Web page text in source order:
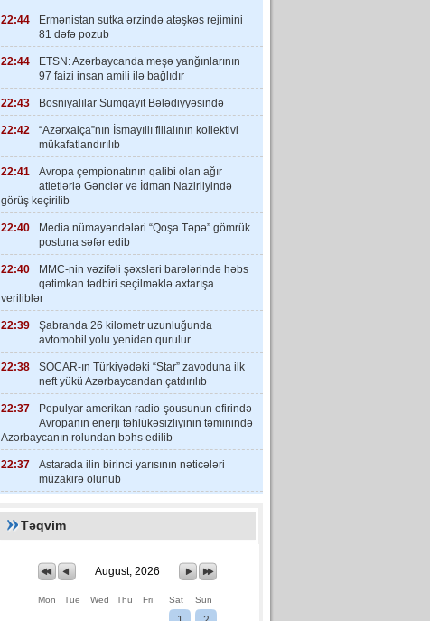
22:44
Ermənistan sutka ərzində atəşkəs rejimini
81 dəfə pozub
22:44
ETSN: Azərbaycanda meşə yanğınlarının
97 faizi insan amili ilə bağlıdır
22:43 Bosniyalılar Sumqayıt Bələdiyyəsində
22:42
“Azərxalça”nın İsmayıllı filialının kollektivi
mükafatlandırılıb
22:41
Avropa çempionatının qalibi olan ağır
atletlərlə Gənclər və İdman Nazirliyində
görüş keçirilib
22:40
Media nümayəndələri “Qoşa Təpə” gömrük
postuna səfər edib
22:40
MMC-nin vəzifəli şəxsləri barələrində həbs
qətimkan tədbiri seçilməklə axtarışa
veriliblər
22:39
Şabranda 26 kilometr uzunluğunda
avtomobil yolu yenidən qurulur
22:38
SOCAR-ın Türkiyədəki “Star” zavoduna ilk
neft yükü Azərbaycandan çatdırılıb
22:37
Populyar amerikan radio-şousunun efirində
Avropanın enerji təhlükəsizliyinin təminində
Azərbaycanın rolundan bəhs edilib
22:37
Astarada ilin birinci yarısının nəticələri
müzakirə olunub
Təqvim
August, 2026
Mon Tue Wed Thu Fri Sat Sun